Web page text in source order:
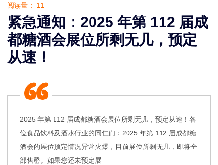
阅读量： 11
紧急通知：2025 年第 112 届成
都糖酒会展位所剩无几，预定
从速！
2025 年第 112 届成都糖酒会展位所剩无几，预定从速！各
位食品饮料及酒水行业的同仁们：2025 年第 112 届成都糖
酒会的展位预定情况异常火爆，目前展位所剩无几，即将全
部售罄。如果您还未预定展